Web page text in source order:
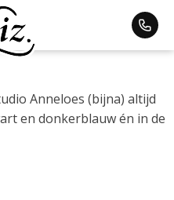
Anneloes (bijna) altijd
en donkerblauw én in de